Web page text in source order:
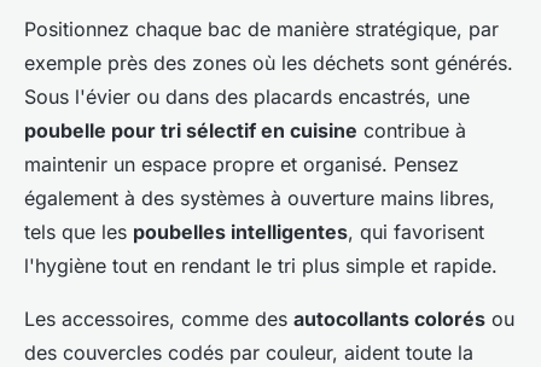
Positionnez chaque bac de manière stratégique, par
exemple près des zones où les déchets sont générés.
Sous l'évier ou dans des placards encastrés, une
poubelle pour tri sélectif en cuisine contribue à
maintenir un espace propre et organisé. Pensez
également à des systèmes à ouverture mains libres,
tels que les poubelles intelligentes, qui favorisent
l'hygiène tout en rendant le tri plus simple et rapide.
Les accessoires, comme des autocollants colorés ou
des couvercles codés par couleur, aident toute la